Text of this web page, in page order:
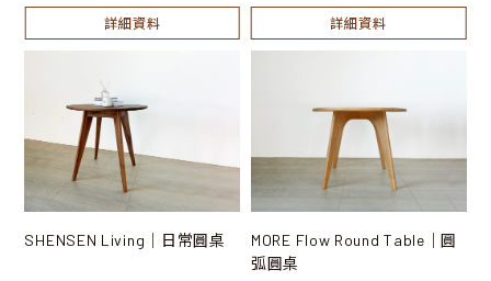
詳細資料 詳細資料
SHENSEN Living｜日常圓桌
MORE Flow Round Table｜圓
弧圓桌